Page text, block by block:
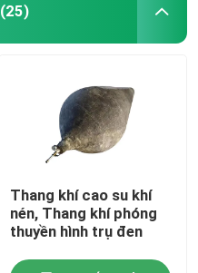
(25)
Thang khí cao su khí
nén, Thang khí phóng
thuyền hình trụ đen